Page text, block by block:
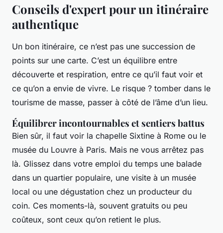
Conseils d'expert pour un itinéraire
authentique
Un bon itinéraire, ce n’est pas une succession de
points sur une carte. C’est un équilibre entre
découverte et respiration, entre ce qu’il faut voir et
ce qu’on a envie de vivre. Le risque ? tomber dans le
tourisme de masse, passer à côté de l’âme d’un lieu.
Équilibrer incontournables et sentiers battus
Bien sûr, il faut voir la chapelle Sixtine à Rome ou le
musée du Louvre à Paris. Mais ne vous arrêtez pas
là. Glissez dans votre emploi du temps une balade
dans un quartier populaire, une visite à un musée
local ou une dégustation chez un producteur du
coin. Ces moments-là, souvent gratuits ou peu
coûteux, sont ceux qu’on retient le plus.